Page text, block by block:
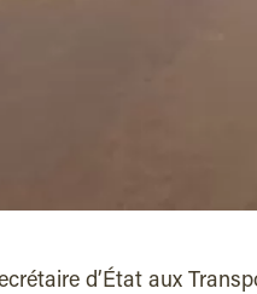
d’État aux